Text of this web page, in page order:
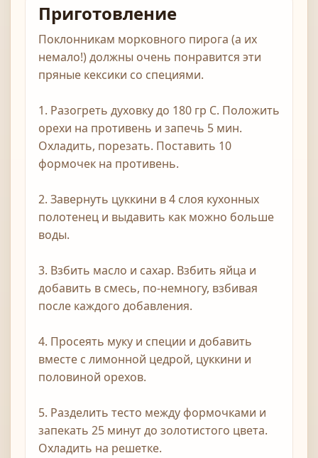
Приготовление
Поклонникам морковного пирога (а их
немало!) должны очень понравится эти
пряные кексики со специями.
1. Разогреть духовку до 180 гр С. Положить
орехи на противень и запечь 5 мин.
Охладить, порезать. Поставить 10
формочек на противень.
2. Завернуть цуккини в 4 слоя кухонных
полотенец и выдавить как можно больше
воды.
3. Взбить масло и сахар. Взбить яйца и
добавить в смесь, по-немногу, взбивая
после каждого добавления.
4. Просеять муку и специи и добавить
вместе с лимонной цедрой, цуккини и
половиной орехов.
5. Разделить тесто между формочками и
запекать 25 минут до золотистого цвета.
Охладить на решетке.